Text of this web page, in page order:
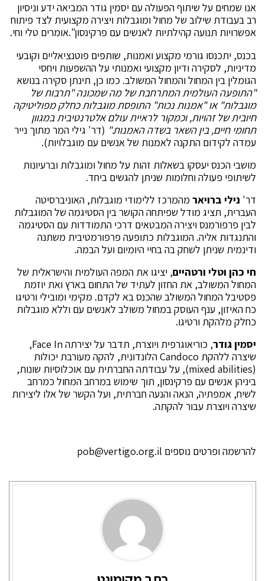
אנו שמחים על שיתוף הפעולה עם יסמין גודר המביאה ידע וניסיון
רב בעבודת שילוב של מחול ומוגבלות ויצירה מקצועית לצד פיתוח
אפשרויות תנועה קהילתיות לאנשים עם פרקינסון".אומרים טלי וחי.
בכנס, יתכנסו גורמי מקצוע ואמנות, שותפים פוטנציאליים וקובעי
מדיניות, לסקירה ודיון מקצועי ואמנותי על ההשפעות ויחסי
הגומלין בין המחול והמחול המשולב. כמו כן, תינתן סקירה בנושא
"התופעה העולמית המתרחבת של מה שמכונה "תרבות של
מוגבלות" או "אמנות נכות" התופסת מוגבלות כחלק מפוליטיקה
חיובית של זהויות, וכמקור לראיית עולם אלטרנטיבית במגוון
תחומי חיים, בין השאר בשדה האמנות." (דר' גילי המר מתוך נייר
עמדה לקידום התקנה לאמנות של אנשים עם מוגבלויות).
מושבי הכנס יעסקו בשאלות זהות על מחול ומוגבלות וברעיונות
לשיתופי פעולה וחלומות שניתן להגשים ביחד.
דר' נילי ברויאר מהמרכז ללימודי מוגבלות, האוניברסיטה
העברית, תציג מודל שפיתחה הקושר בין הסטיגמה של המוגבלות
לבין פרפורמנס ויצירה המבטאים דרכי התמודדות עם הסטיגמה
והתנגדות אליה. המוגבלות כתופעה פרפורמטיבית משתנה
ודינמית שניתן לשחק בה בחיי היומיום ועל הבמה.
חי כהן וטלי ורטהיים, יציגו את המפה העולמית והישראלית של
המחול המשולב, את החזון לעתיד של התחום בארץ ואת יוזמת
פסטיבל המחול המשולב שהכנס בא לקדם. מקימי ומובילי ורטיגו
כח האיזון, ענף העוסק במחול משולב לאנשים עם וללא מוגבלות
כחלק מלהקת ורטיגו.
יסמין גודר
, כוריאוגרפית ויוצרת, תדבר על יצירתה Face In,
שיצרה ללהקת Candoco הלונדונית, להקה מעורבת יכולות
(mixed abilities), על עבודתה החברתית עם אוכלוסיות שונות,
ביניהן אנשים עם פרקינסון, תוך שימוש במרחב המחול כמרחב
לשיח, אמפתיה, הנאה והנעה חברתית, ועל הקשר של אלו ליצירות
שיצרה ויוצרת עבור להקתה.
להרשמה ופרטים נוספים pob@vertigo.org.il